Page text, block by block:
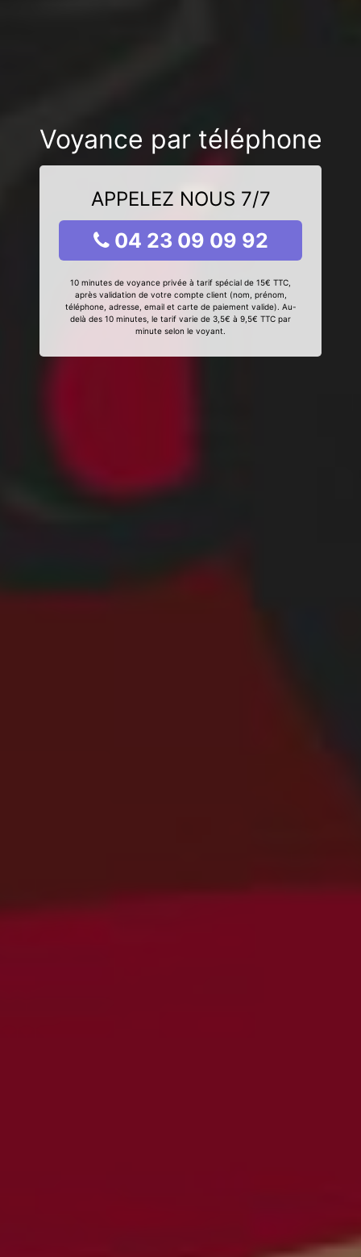
Voyance par téléphone
APPELEZ NOUS 7/7
04 23 09 09 92
10 minutes de voyance privée à tarif spécial de 15€ TTC,
après validation de votre compte client (nom, prénom,
téléphone, adresse, email et carte de paiement valide). Au-
delà des 10 minutes, le tarif varie de 3,5€ à 9,5€ TTC par
minute selon le voyant.